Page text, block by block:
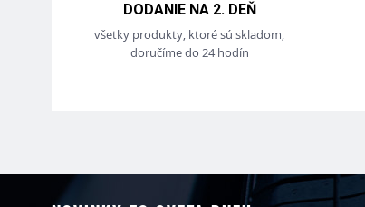
DODANIE NA 2. DEŇ
všetky produkty, ktoré sú skladom,
doručíme do 24 hodín